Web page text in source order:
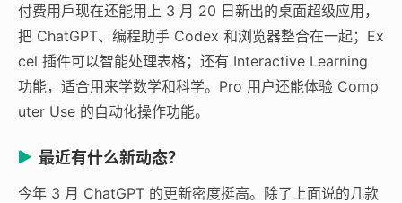
付费用戶现在还能用上 3 月 20 日新出的桌面超级应用，
把 ChatGPT、编程助手 Codex 和浏览器整合在一起；Ex
cel 插件可以智能处理表格；还有 Interactive Learning
功能，适合用来学数学和科学。Pro 用户还能体验 Comp
uter Use 的自动化操作功能。
最近有什么新动态？
今年 3 月 ChatGPT 的更新密度挺高。除了上面说的几款